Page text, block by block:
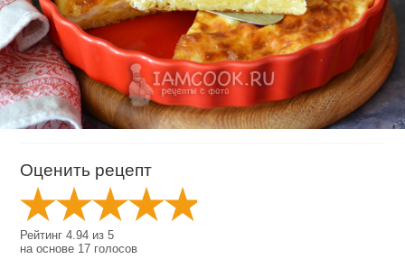
Оценить рецепт
Рейтинг4.94 из5
на основе 17 голосов